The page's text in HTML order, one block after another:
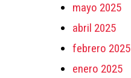
mayo 2025
abril 2025
febrero 2025
enero 2025